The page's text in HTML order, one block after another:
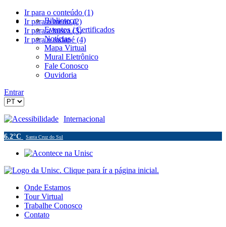
Ir para o conteúdo (1)
Ir para o menu (2)
Ir para a busca (3)
Ir para o rodapé (4)
Biblioteca
Eventos / Certificados
Notícias
Mapa Virtual
Mural Eletrônico
Fale Conosco
Ouvidoria
Entrar
Acessibilidade Internacional
6.2°C Santa Cruz do Sul
Onde Estamos
Tour Virtual
Trabalhe Conosco
Contato